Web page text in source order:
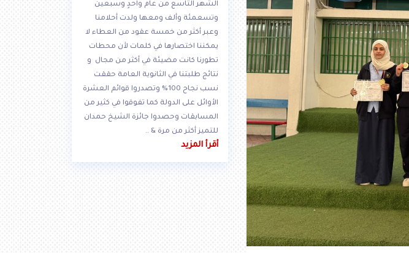
الشهر التاسع من عام واحدٍ وسبعين
وتسعمئة وألف ومعها ولدت أحلامنا
وعبر أكثر من خمسة عقود من العطاء لا
يمكننا اختصارها في كلمات لأن محطات
تطورنا كانت مضيئة في أكثر من مجال و
نتائج طلبتنا في الثانوية العامة حققت
نسب نجاح 100% وتصدروا قوائم العشرة
الأوائل على الدولة كما تفوقوا في كثير من
المسابقات وحصدوا جائزة الشيخ حمدان
للتميز أكثر من مرة & ..
أقرأ المزيد